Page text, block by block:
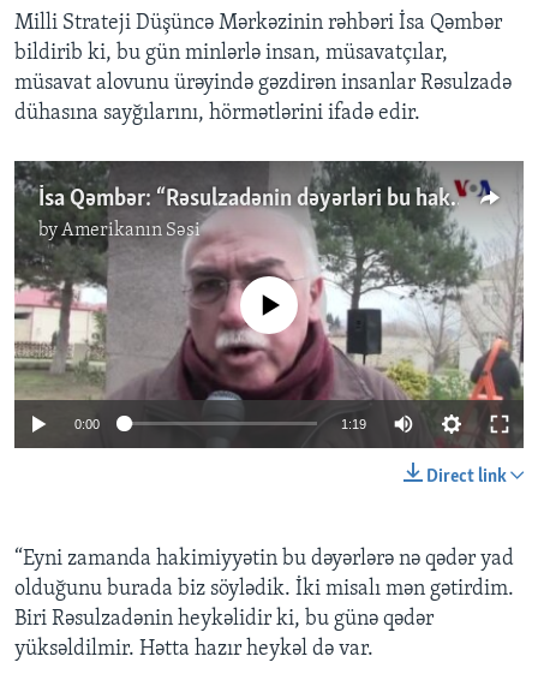
Milli Strateji Düşüncə Mərkəzinin rəhbəri İsa Qəmbər
bildirib ki, bu gün minlərlə insan, müsavatçılar,
müsavat alovunu ürəyində gəzdirən insanlar Rəsulzadə
dühasına sayğılarını, hörmətlərini ifadə edir.
İsa Qəmbər: “Rəsulzadənin dəyərləri bu hakimiyyətə yaddır”
byAmerikanın Səsi
No media source currently available
0:00 1:19
Direct link
“Eyni zamanda hakimiyyətin bu dəyərlərə nə qədər yad
olduğunu burada biz söylədik. İki misalı mən gətirdim.
Biri Rəsulzadənin heykəlidir ki, bu günə qədər
yüksəldilmir. Hətta hazır heykəl də var.